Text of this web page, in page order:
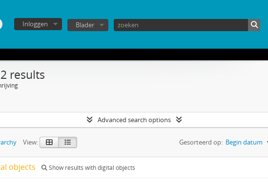
Inloggen Blader
results
Advanced search options
View: Gesorteerd op: Begin datum
objects Show results with digital objects